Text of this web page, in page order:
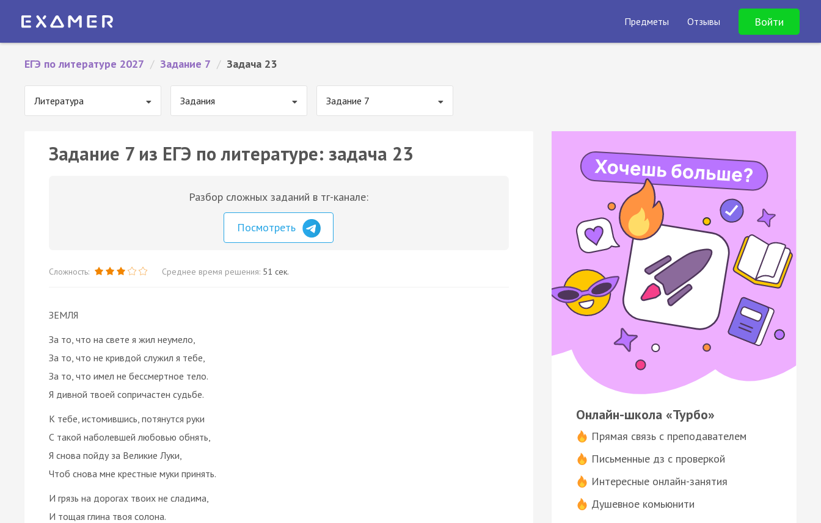
Предметы Отзывы Войти
ЕГЭ по литературе 2027 / Задание 7 / Задача 23
Литература Задания Задание 7
Задание 7 из ЕГЭ по литературе: задача 23
Разбор сложных заданий в тг-канале:
Посмотреть
Сложность: Среднее время решения: 51 сек.
ЗЕМЛЯ
За то, что на свете я жил неумело,
За то, что не кривдой служил я тебе,
За то, что имел не бессмертное тело.
Я дивной твоей сопричастен судьбе.
К тебе, истомившись, потянутся руки
С такой наболевшей любовью обнять,
Я снова пойду за Великие Луки,
Чтоб снова мне крестные муки принять.
И грязь на дорогах твоих не сладима,
И тощая глина твоя солона.
Онлайн-школа «Турбо»
Прямая связь с преподавателем
Письменные дз с проверкой
Интересные онлайн-занятия
Душевное комьюнити